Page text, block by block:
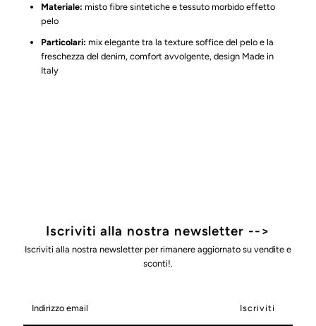
Materiale: misto fibre sintetiche e tessuto morbido effetto
pelo
Particolari: mix elegante tra la texture soffice del pelo e la
freschezza del denim, comfort avvolgente, design Made in
Italy
Iscriviti alla nostra newsletter -->
Iscriviti alla nostra newsletter per rimanere aggiornato su vendite e
sconti!.
email